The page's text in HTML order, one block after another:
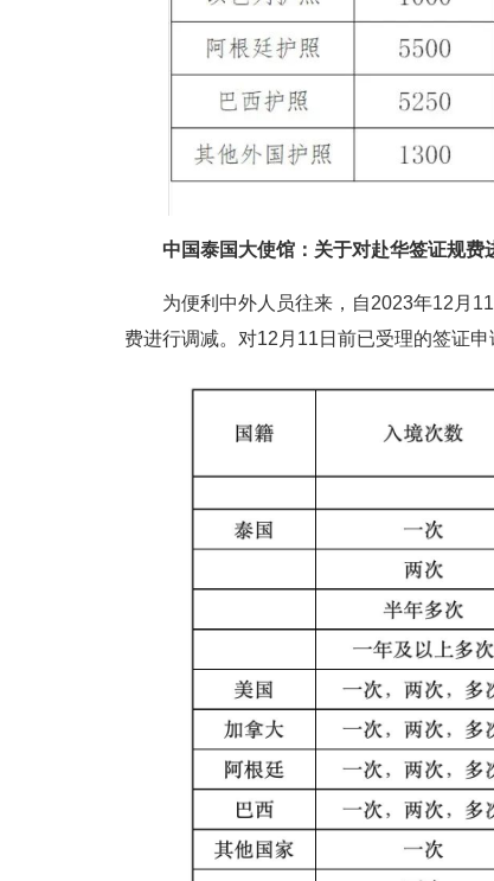
中国泰国大使馆：关于对赴华签证规费
为便利中外人员往来，自2023年12月
费进行调减。对12月11日前已受理的签证